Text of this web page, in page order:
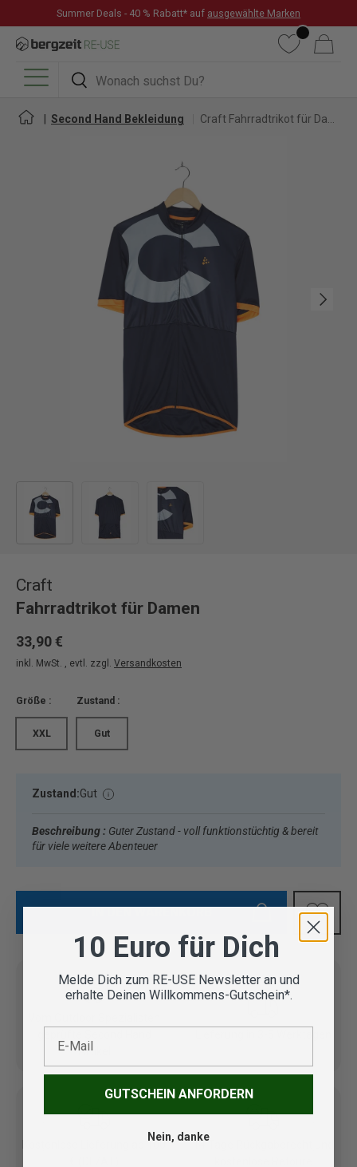
DIREKT ZUM INHALT
Summer Deals - 40 % Rabatt* auf ausgewählte Marken
Suchen
Suchen
WunschlisteWarenkorb
Menü
Second Hand Bekleidung
Nächste
Craft
Fahrradtrikot für Damen
33,90 €
inkl. MwSt. , evtl. zzgl. Versandkosten
Größe :
XXL
Zustand :
Gut
Zustand:Gut
Beschreibung : Guter Zustand - voll funktionstüchtig & bereit
für viele weitere Abenteuer
IN DEN WARENKORB
Artikel
Kostenlose Lieferung ab 100
14 Tage Rückgaberecht und
10 Euro für Dich
Melde Dich zum RE-USE Newsletter an und
erhalte Deinen Willkommens-Gutschein*.
GUTSCHEIN ANFORDERN
Nein, danke